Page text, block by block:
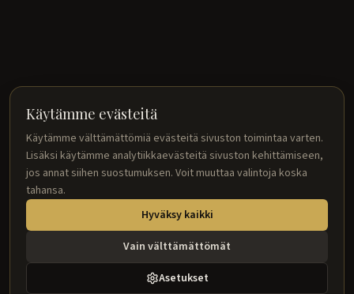
Käytämme evästeitä
Käytämme välttämättömiä evästeitä sivuston toimintaa varten.
Lisäksi käytämme analytiikkaevästeitä sivuston kehittämiseen,
jos annat siihen suostumuksen. Voit muuttaa valintoja koska
tahansa.
Hyväksy kaikki
Vain välttämättömät
Asetukset